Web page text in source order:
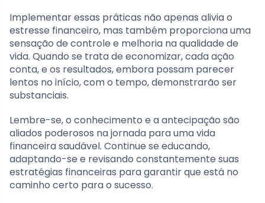
Implementar essas práticas não apenas alivia o
estresse financeiro, mas também proporciona uma
sensação de controle e melhoria na qualidade de
vida. Quando se trata de economizar, cada ação
conta, e os resultados, embora possam parecer
lentos no início, com o tempo, demonstrarão ser
substanciais.
Lembre-se, o conhecimento e a antecipação são
aliados poderosos na jornada para uma vida
financeira saudável. Continue se educando,
adaptando-se e revisando constantemente suas
estratégias financeiras para garantir que está no
caminho certo para o sucesso.